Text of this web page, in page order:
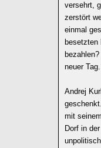
versehrt,
zerstört
einmal
besetzten
neuer Tag.
Andrej
mit
Dorf in